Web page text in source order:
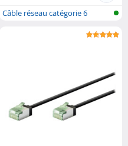
Câble réseau catégorie 6